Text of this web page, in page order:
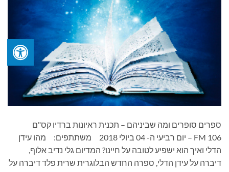
ספרים סופרים ומה שביניהם – תכנית ראיונות ברדיו קס"ם
106 FM – יום רביעי ה- 04 ביולי 2018 משתתפים: מהו עידן
הדלי ואיך הוא ישפיע לטובה על חיינו? המדיום גלי נדיב אלוף,
דיברה על עידן הדלי, ספרה החדש הבלוגרית שרית פלד דיברה על